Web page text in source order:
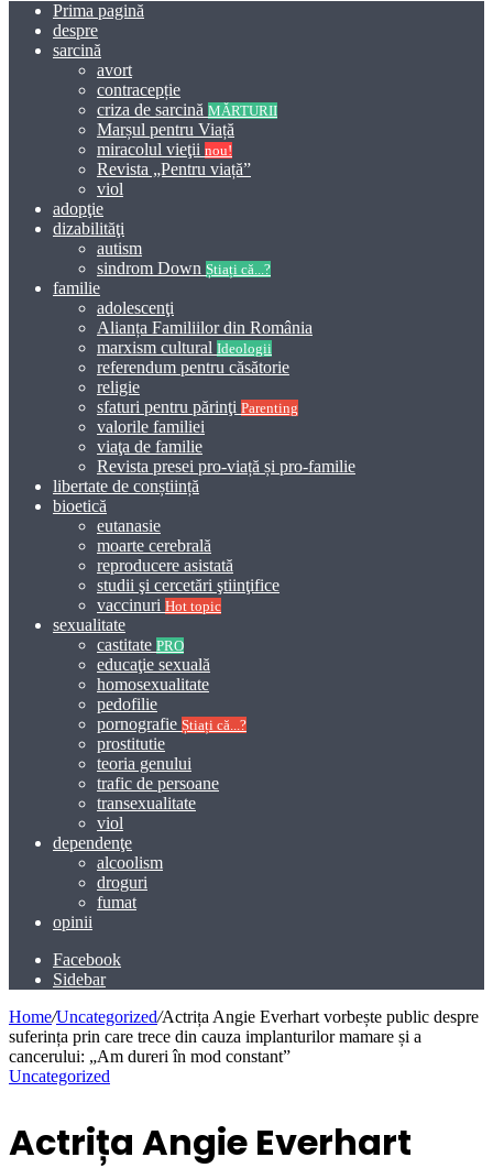
Prima pagină
despre
sarcină
avort
contracepție
criza de sarcină MĂRTURII
Marșul pentru Viață
miracolul vieţii nou!
Revista „Pentru viață”
viol
adopţie
dizabilităţi
autism
sindrom Down Știați că...?
familie
adolescenţi
Alianța Familiilor din România
marxism cultural Ideologii
referendum pentru căsătorie
religie
sfaturi pentru părinţi Parenting
valorile familiei
viaţa de familie
Revista presei pro-viață și pro-familie
libertate de conștiință
bioetică
eutanasie
moarte cerebrală
reproducere asistată
studii şi cercetări ştiinţifice
vaccinuri Hot topic
sexualitate
castitate PRO
educaţie sexuală
homosexualitate
pedofilie
pornografie Știați că...?
prostitutie
teoria genului
trafic de persoane
transexualitate
viol
dependenţe
alcoolism
droguri
fumat
opinii
Facebook
Sidebar
Home/Uncategorized/Actrița Angie Everhart vorbește public despre
suferința prin care trece din cauza implanturilor mamare și a
cancerului: „Am dureri în mod constant”
Uncategorized
Actrița Angie Everhart